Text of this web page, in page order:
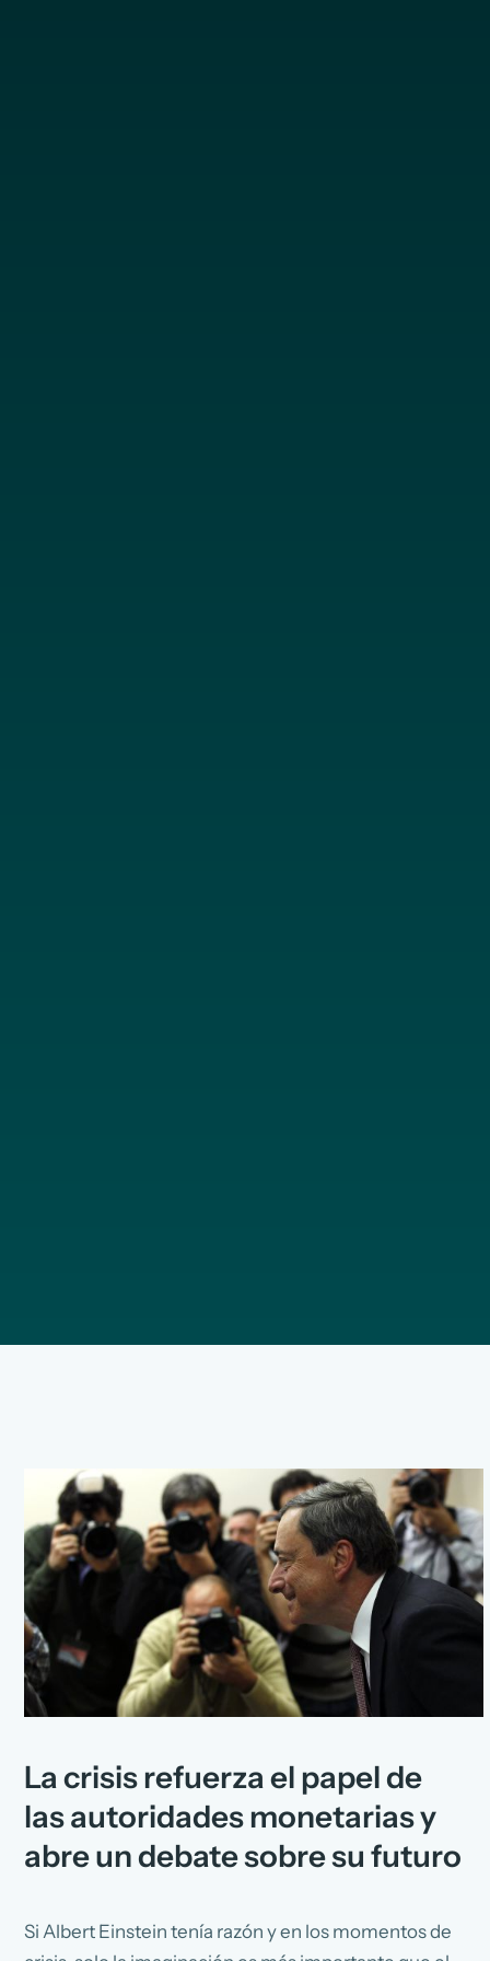
La crisis refuerza el papel de
las autoridades monetarias y
abre un debate sobre su futuro
Si Albert Einstein tenía razón y en los momentos de